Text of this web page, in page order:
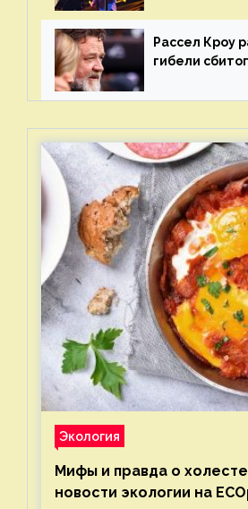
отцов»
Рассел Кроу
гибели
Экология
Мифы и правда о
новости экологии на